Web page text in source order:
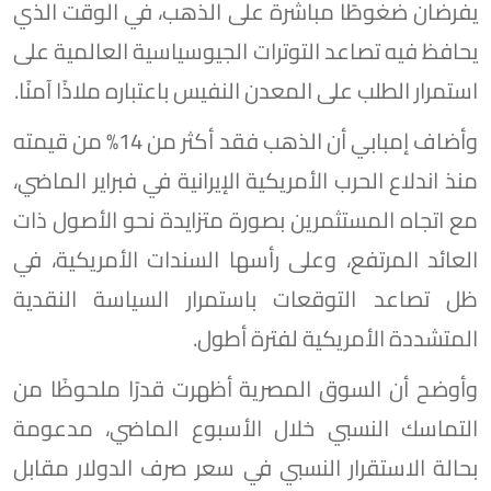
يفرضان ضغوطًا مباشرة على الذهب، في الوقت الذي
يحافظ فيه تصاعد التوترات الجيوسياسية العالمية على
استمرار الطلب على المعدن النفيس باعتباره ملاذًا آمنًا.
وأضاف إمبابي أن الذهب فقد أكثر من 14% من قيمته
منذ اندلاع الحرب الأمريكية الإيرانية في فبراير الماضي،
مع اتجاه المستثمرين بصورة متزايدة نحو الأصول ذات
العائد المرتفع، وعلى رأسها السندات الأمريكية، في
ظل تصاعد التوقعات باستمرار السياسة النقدية
المتشددة الأمريكية لفترة أطول.
وأوضح أن السوق المصرية أظهرت قدرًا ملحوظًا من
التماسك النسبي خلال الأسبوع الماضي، مدعومة
بحالة الاستقرار النسبي في سعر صرف الدولار مقابل